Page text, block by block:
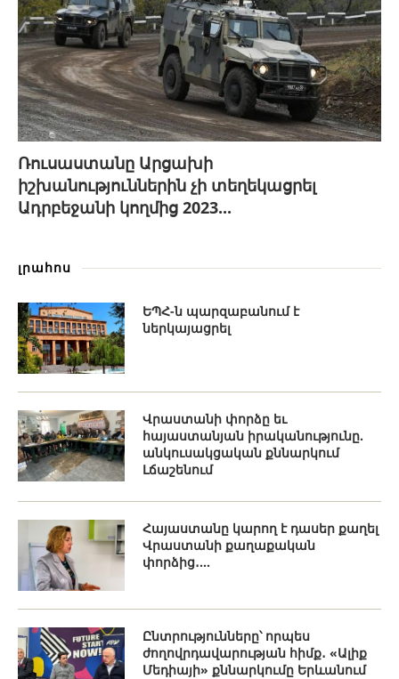
Ռուսաստանը Արցախի
իշխանություններին չի տեղեկացրել
Ադրբեջանի կողմից 2023...
լրահոս
ԵՊՀ-ն պարզաբանում է
ներկայացրել
Վրաստանի փորձը եւ
հայաստանյան իրականությունը.
անկուսակցական քննարկում
Լճաշենում
Հայաստանը կարող է դասեր քաղել
Վրաստանի քաղաքական
փորձից․...
Ընտրությունները՝ որպես
ժողովրդավարության հիմք․ «Ալիք
Մեդիայի» քննարկումը Երևանում